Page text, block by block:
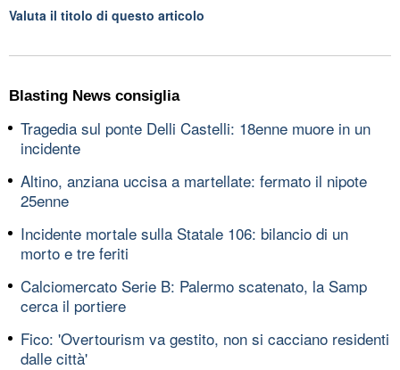
Valuta il titolo di questo articolo
Blasting News consiglia
Tragedia sul ponte Delli Castelli: 18enne muore in un
incidente
Altino, anziana uccisa a martellate: fermato il nipote
25enne
Incidente mortale sulla Statale 106: bilancio di un
morto e tre feriti
Calciomercato Serie B: Palermo scatenato, la Samp
cerca il portiere
Fico: 'Overtourism va gestito, non si cacciano residenti
dalle città'